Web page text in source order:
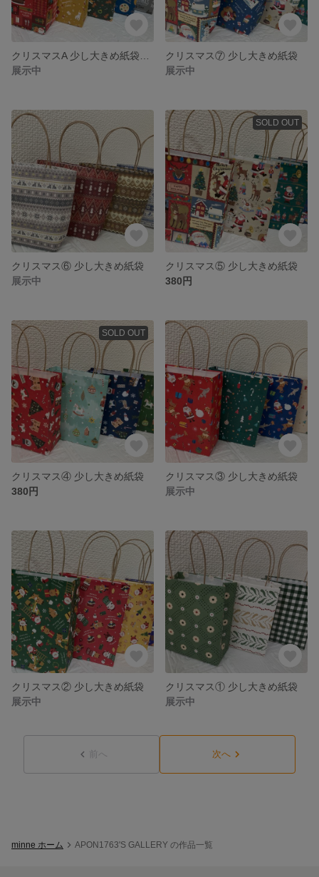
展示中
クリスマス⑦ 少し大きめ紙袋
展示中
クリスマス⑥ 少し大きめ紙袋
展示中
SOLD OUT
クリスマス⑤ 少し大きめ紙袋
380円
SOLD OUT
クリスマス④ 少し大きめ紙袋
380円
クリスマス③ 少し大きめ紙袋
展示中
クリスマス② 少し大きめ紙袋
展示中
クリスマス① 少し大きめ紙袋
展示中
前へ 次へ
minne ホーム APON1763'S GALLERY の作品一覧